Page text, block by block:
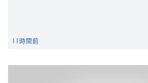
11時間前